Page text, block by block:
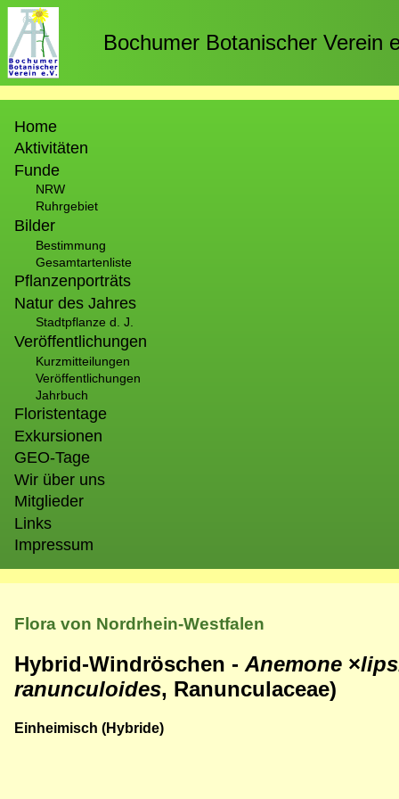
Direkt
zum
Inhalt
Bochumer Botanischer Verein
Home
Aktivitäten
Funde
NRW
Ruhrgebiet
Bilder
Bestimmung
Gesamtartenliste
Pflanzenporträts
Natur des Jahres
Stadtpflanze d. J.
Veröffentlichungen
Kurzmitteilungen
Veröffentlichungen
Jahrbuch
Floristentage
Exkursionen
GEO-Tage
Wir über uns
Mitglieder
Links
Impressum
Flora von Nordrhein-Westfalen
Hybrid-Windröschen - Anemone ×
ranunculoides, Ranunculaceae)
Einheimisch (Hybride)